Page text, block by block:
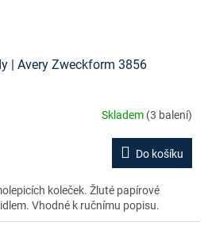
| Avery Zweckform 3856
Skladem (3 balení)
Do košíku
koleček. Žluté papírové
Vhodné k ručnímu popisu.